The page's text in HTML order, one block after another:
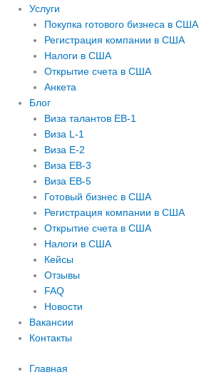
Услуги
Покупка готового бизнеса в США
Регистрация компании в США
Налоги в США
Открытие счета в США
Анкета
Блог
Виза талантов EB-1
Виза L-1
Виза E-2
Виза EB-3
Виза EB-5
Готовый бизнес в США
Регистрация компании в США
Открытие счета в США
Налоги в США
Кейсы
Отзывы
FAQ
Новости
Вакансии
Контакты
Главная